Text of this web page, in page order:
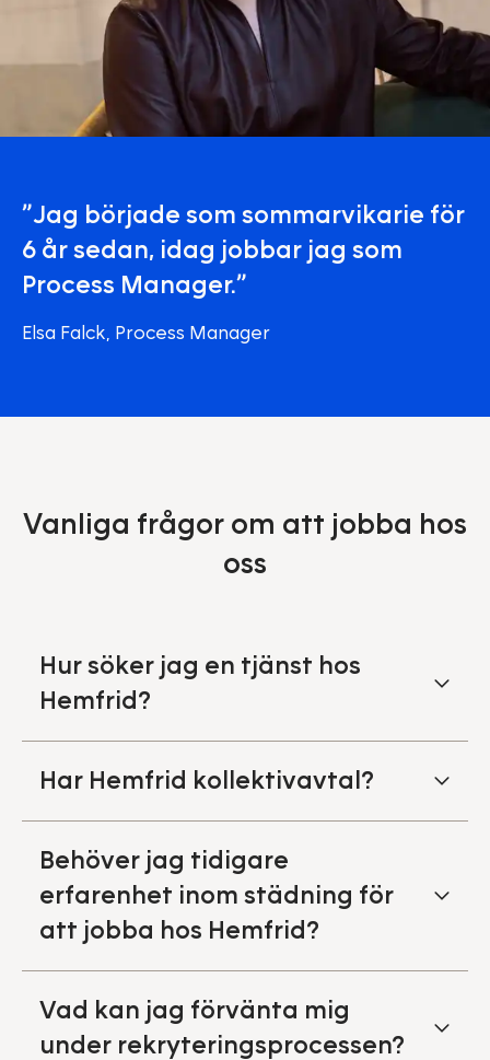
”Jag började som sommarvikarie för
6 år sedan, idag jobbar jag som
Process Manager.”
Elsa Falck, Process Manager
Vanliga frågor om att jobba hos
oss
Hur söker jag en tjänst hos
Hemfrid?
Har Hemfrid kollektivavtal?
Behöver jag tidigare
erfarenhet inom städning för
att jobba hos Hemfrid?
Vad kan jag förvänta mig
under rekryteringsprocessen?